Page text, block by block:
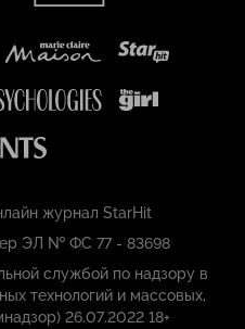
журнал StarHit
ЭЛ № ФС 77 - 83698
службой по надзору в
технологий и массовых,
26.07.2022 18+